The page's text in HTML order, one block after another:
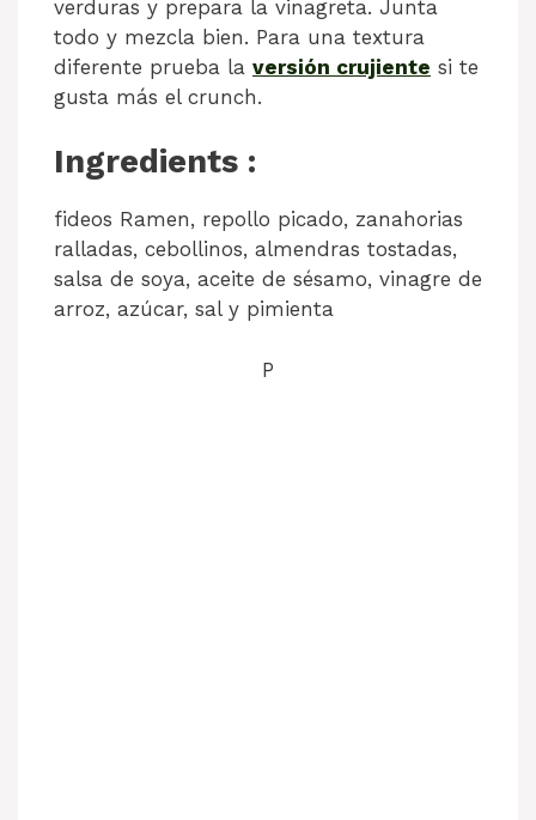
verduras y prepara la vinagreta. Junta
todo y mezcla bien. Para una textura
diferente prueba la versión crujiente si te
gusta más el crunch.
Ingredients :
fideos Ramen, repollo picado, zanahorias
ralladas, cebollinos, almendras tostadas,
salsa de soya, aceite de sésamo, vinagre de
arroz, azúcar, sal y pimienta
P